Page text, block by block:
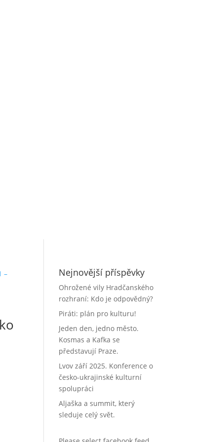
Nejnovější příspěvky
Ohrožené vily Hradčanského
rozhraní: Kdo je odpovědný?
Piráti: plán pro kulturu!
Jeden den, jedno město.
Kosmas a Kafka se
představují Praze.
Lvov září 2025. Konference o
česko-ukrajinské kulturní
spolupráci
Aljaška a summit, který
sleduje celý svět.